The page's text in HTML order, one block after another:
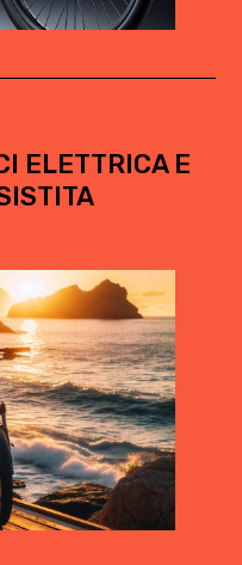
ELETTRICA E